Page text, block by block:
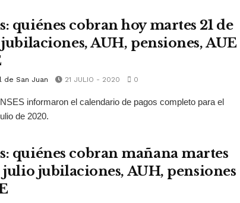
quiénes cobran hoy martes 21 de
AUH, pensiones, AUE
de San Juan 21 JULIO - 2020 0
informaron el calendario de pagos completo para el
de 2020.
quiénes cobran mañana martes
julio jubilaciones, AUH, pensiones